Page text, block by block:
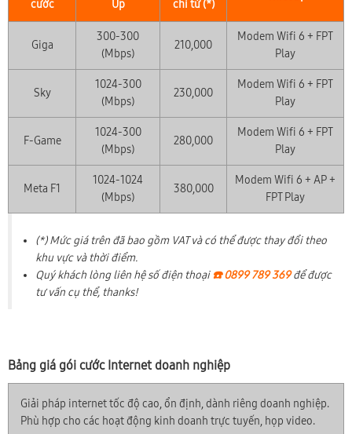
cước
Up
chỉ từ (*)
Giga
300-300
(Mbps)
210,000
Modem Wifi 6 + FPT
Play
Sky
1024-300
(Mbps)
230,000
Modem Wifi 6 + FPT
Play
F-Game
1024-300
(Mbps)
280,000
Modem Wifi 6 + FPT
Play
Meta F1
1024-1024
(Mbps)
380,000
Modem Wifi 6 + AP +
FPT Play
(*) Mức giá trên đã bao gồm VAT và có thể được thay đổi theo
khu vực và thời điểm.
Quý khách lòng liên hệ số điện thoại☎️ 0899 789 369để được
tư vấn cụ thể, thanks!
Bảng giá gói cước Internet doanh nghiệp
Giải pháp internet tốc độ cao, ổn định, dành riêng doanh nghiệp.
Phù hợp cho các hoạt động kinh doanh trực tuyến, họp video.